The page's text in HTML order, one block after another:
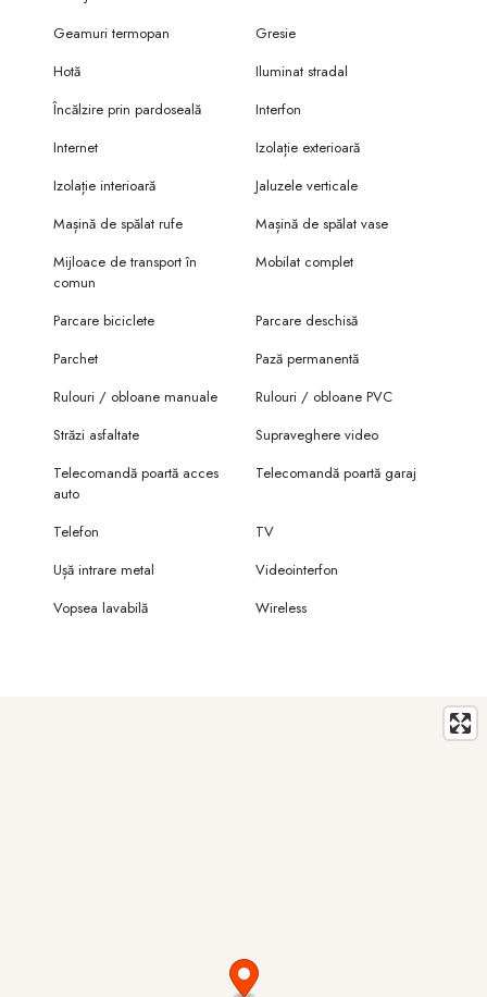
Geamuri termopan
Gresie
Hotă
Iluminat stradal
Încălzire prin pardoseală
Interfon
Internet
Izolație exterioară
Izolație interioară
Jaluzele verticale
Mașină de spălat rufe
Mașină de spălat vase
Mijloace de transport în
comun
Mobilat complet
Parcare biciclete
Parcare deschisă
Parchet
Pază permanentă
Rulouri / obloane manuale
Rulouri / obloane PVC
Străzi asfaltate
Supraveghere video
Telecomandă poartă acces
auto
Telecomandă poartă garaj
Telefon
TV
Ușă intrare metal
Videointerfon
Vopsea lavabilă
Wireless